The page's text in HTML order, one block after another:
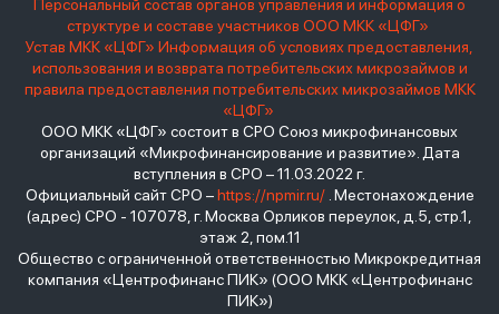
Персональный состав органов управления и информация о
структуре и составе участников ООО МКК «ЦФГ»
Устав МКК «ЦФГ» Информация об условиях предоставления,
использования и возврата потребительских микрозаймов и
правила предоставления потребительских микрозаймов МКК
«ЦФГ»
ООО МКК «ЦФГ» состоит в СРО Союз микрофинансовых
организаций «Микрофинансирование и развитие». Дата
вступления в СРО – 11.03.2022 г.
Официальный сайт СРО –https://npmir.ru/. Местонахождение
(адрес) СРО - 107078, г. Москва Орликов переулок, д.5, стр.1,
этаж 2, пом.11
Общество с ограниченной ответственностью Микрокредитная
компания «Центрофинанс ПИК» (ООО МКК «Центрофинанс
ПИК»)